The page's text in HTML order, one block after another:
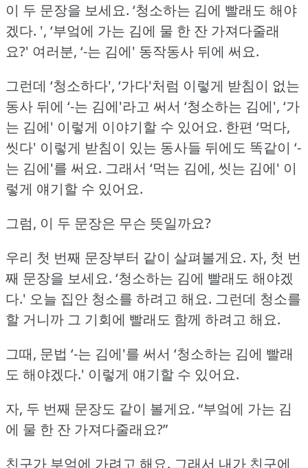
이 두 문장을 보세요. ‘청소하는 김에 빨래도 해야
겠다. ', ‘부엌에 가는 김에 물 한 잔 가져다줄래
요?' 여러분, ‘-는 김에' 동작동사 뒤에 써요.
그런데 ‘청소하다', ‘가다'처럼 이렇게 받침이 없는
동사 뒤에 ‘-는 김에'라고 써서 ‘청소하는 김에', ‘가
는 김에' 이렇게 이야기할 수 있어요. 한편 ‘먹다,
씻다' 이렇게 받침이 있는 동사들 뒤에도 똑같이 ‘-
는 김에'를 써요. 그래서 ‘먹는 김에, 씻는 김에' 이
렇게 얘기할 수 있어요.
그럼, 이 두 문장은 무슨 뜻일까요?
우리 첫 번째 문장부터 같이 살펴볼게요. 자, 첫 번
째 문장을 보세요. ‘청소하는 김에 빨래도 해야겠
다.' 오늘 집안 청소를 하려고 해요. 그런데 청소를
할 거니까 그 기회에 빨래도 함께 하려고 해요.
그때, 문법 ‘-는 김에'를 써서 ‘청소하는 김에 빨래
도 해야겠다.' 이렇게 얘기할 수 있어요.
자, 두 번째 문장도 같이 볼게요. “부엌에 가는 김
에 물 한 잔 가져다줄래요?”
친구가 부엌에 가려고 해요. 그래서 내가 친구에